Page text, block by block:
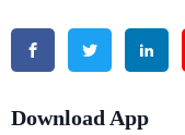
Download App